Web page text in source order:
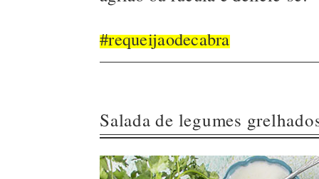
#requeijaodecabra
Salada de legumes